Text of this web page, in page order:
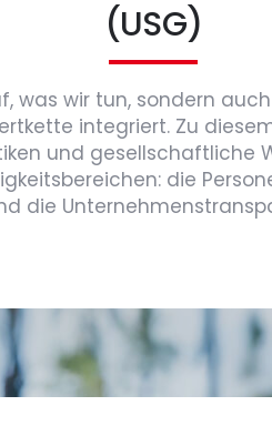
(USG)
was wir tun, sondern
integriert. Zu
und gesellschaftliche
die
die